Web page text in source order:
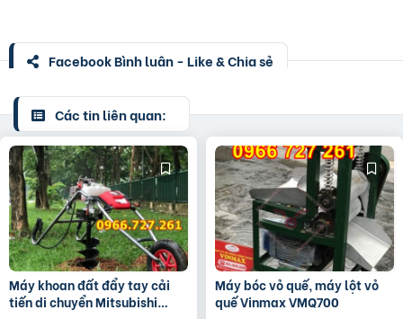
Facebook Bình luận - Like & Chia sẻ
Các tin liên quan:
Máy khoan đất đẩy tay cải
tiến di chuyển Mitsubishi
Máy bóc vỏ quế, máy lột vỏ
quế Vinmax VMQ700